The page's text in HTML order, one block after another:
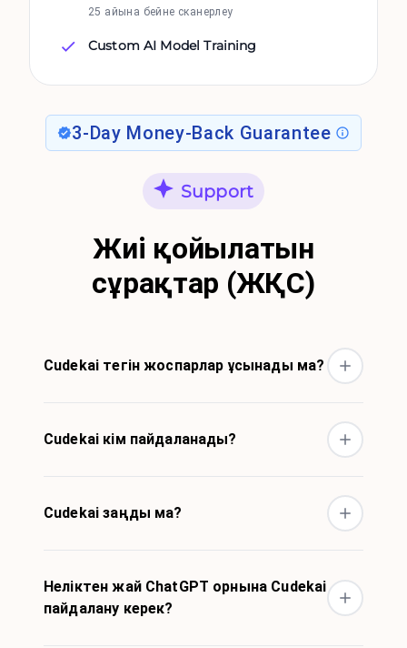
25 айына бейне сканерлеу
Custom AI Model Training
3-Day Money-Back Guarantee
Support
Жиі қойылатын
сұрақтар (ЖҚС)
Cudekai тегін жоспарлар ұсынады ма?
Cudekai кім пайдаланады?
Cudekai заңды ма?
Неліктен жай ChatGPT орнына Cudekai
пайдалану керек?